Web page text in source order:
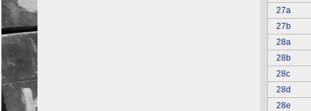
27a
27b
28a
28b
28c
28d
28e